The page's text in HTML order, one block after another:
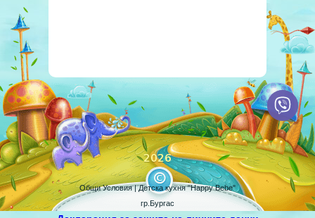
2026
Общи Условия| Детска кухня "Happy Bebe"
гр.Бургас